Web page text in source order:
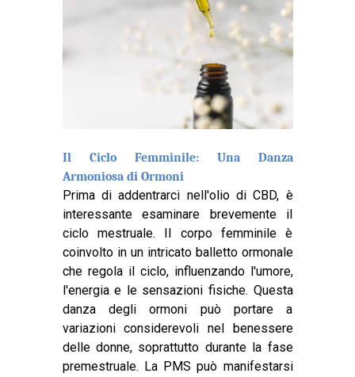
Il Ciclo Femminile: Una Danza
Armoniosa di Ormoni
Prima di addentrarci nell'olio di CBD, è
interessante esaminare brevemente il
ciclo mestruale. Il corpo femminile è
coinvolto in un intricato balletto ormonale
che regola il ciclo, influenzando l'umore,
l'energia e le sensazioni fisiche. Questa
danza degli ormoni può portare a
variazioni considerevoli nel benessere
delle donne, soprattutto durante la fase
premestruale. La PMS può manifestarsi